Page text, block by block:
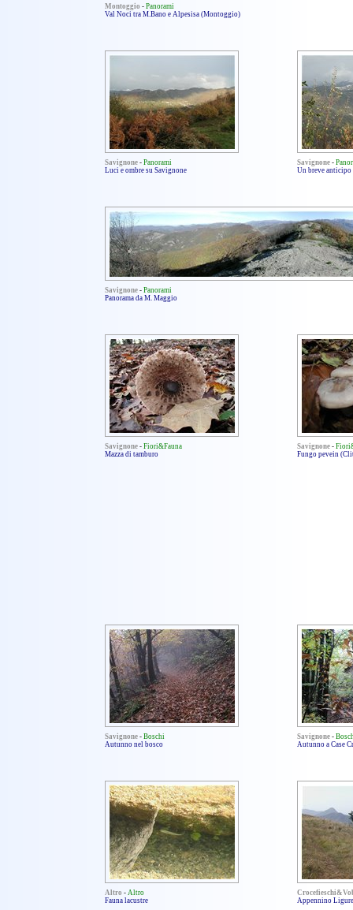
Montoggio - Panorami
Val Noci tra M.Bano e Alpesisa (Montoggio)
Savignone - Panorami
Luci e ombre su Savignone
Savignone -
Un breve
Savignone - Panorami
Panorama da M. Maggio
Savignone - Fiori&Fauna
Mazza di tamburo
Savignone -
Fungo pevein
Savignone - Boschi
Autunno nel bosco
Savignone -
Autunno a Case
Altro - Altro
Fauna lacustre
Appennino